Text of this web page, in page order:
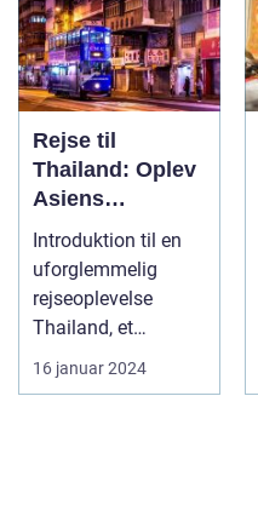
Rejse til
Thailand: Oplev
Asiens
Smukkeste
Rejsemål
Introduktion til en
uforglemmelig
rejseoplevelse
Thailand, et
eksotisk land med
sine smukke
16 januar 2024